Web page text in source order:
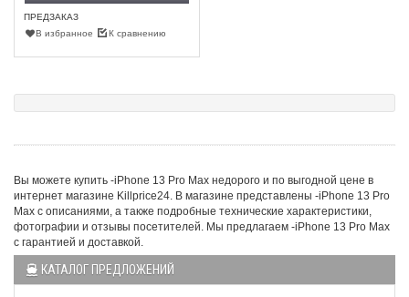
ПРЕДЗАКАЗ
В избранное
К сравнению
Вы можете купить -iPhone 13 Pro Max недорого и по выгодной цене в
интернет магазине Killprice24. В магазине представлены -iPhone 13 Pro
Max с описаниями, а также подробные технические характеристики,
фотографии и отзывы посетителей. Мы предлагаем -iPhone 13 Pro Max
с гарантией и доставкой.
КАТАЛОГ ПРЕДЛОЖЕНИЙ